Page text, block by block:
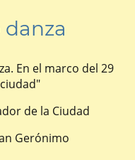
En el marco del 29
de la Ciudad
Gerónimo